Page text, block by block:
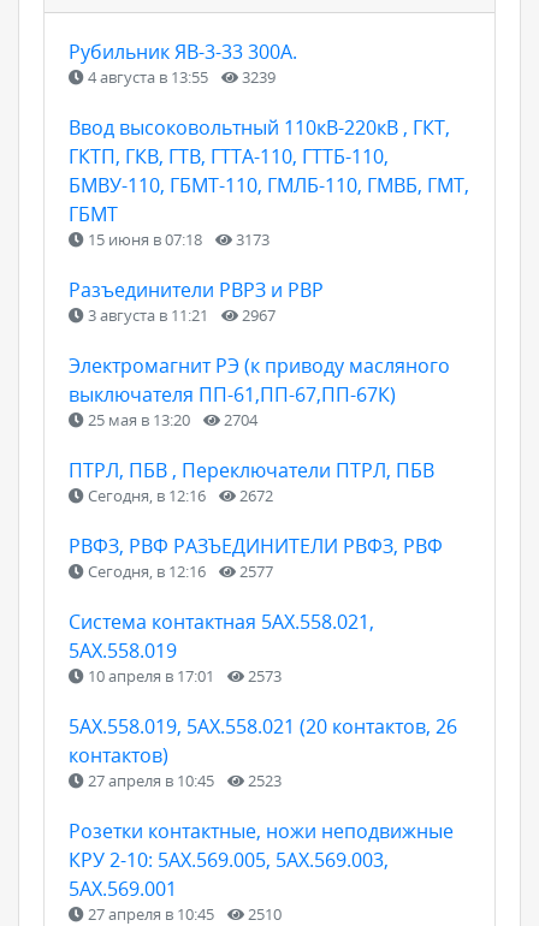
Рубильник ЯВ-3-33 300А.
4 августа в 13:55 3239
Ввод высоковольтный 110кВ-220кВ , ГКТ,
ГКТП, ГКВ, ГТВ, ГТТА-110, ГТТБ-110,
БМВУ-110, ГБМТ-110, ГМЛБ-110, ГМВБ, ГМТ,
ГБМТ
15 июня в 07:18 3173
Разъединители РВРЗ и РВР
3 августа в 11:21 2967
Электромагнит РЭ (к приводу масляного
выключателя ПП-61,ПП-67,ПП-67К)
25 мая в 13:20 2704
ПТРЛ, ПБВ , Переключатели ПТРЛ, ПБВ
Сегодня, в 12:16 2672
РВФЗ, РВФ РАЗЪЕДИНИТЕЛИ РВФЗ, РВФ
Сегодня, в 12:16 2577
Cистема контактная 5АХ.558.021,
5АХ.558.019
10 апреля в 17:01 2573
5АХ.558.019, 5АХ.558.021 (20 контактов, 26
контактов)
27 апреля в 10:45 2523
Розетки контактные, ножи неподвижные
КРУ 2-10: 5АХ.569.005, 5АХ.569.003,
5АХ.569.001
27 апреля в 10:45 2510